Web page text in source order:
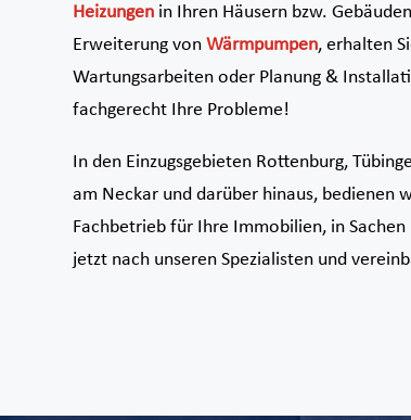
Heizungen in Ihren Häusern bzw.
Erweiterung vonWärmpumpen, erhalten
Wartungsarbeiten oder Planung &
fachgerecht Ihre Probleme!
In den Einzugsgebieten Rottenburg,
am Neckar und darüber hinaus, bedienen
Fachbetrieb für Ihre Immobilien, in
jetzt nach unseren Spezialisten und